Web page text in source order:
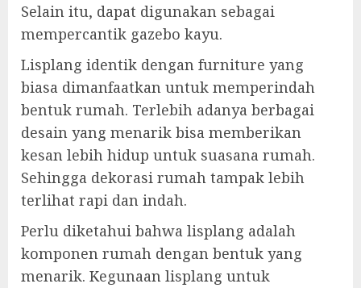
Selain itu, dapat digunakan sebagai
mempercantik gazebo kayu.
Lisplang identik dengan furniture yang
biasa dimanfaatkan untuk memperindah
bentuk rumah. Terlebih adanya berbagai
desain yang menarik bisa memberikan
kesan lebih hidup untuk suasana rumah.
Sehingga dekorasi rumah tampak lebih
terlihat rapi dan indah.
Perlu diketahui bahwa lisplang adalah
komponen rumah dengan bentuk yang
menarik. Kegunaan lisplang untuk